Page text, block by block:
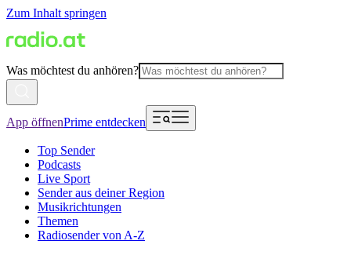
Zum Inhalt springen
Was möchtest du anhören?
App öffnenPrime entdecken
Top Sender
Podcasts
Live Sport
Sender aus deiner Region
Musikrichtungen
Themen
Radiosender von A-Z